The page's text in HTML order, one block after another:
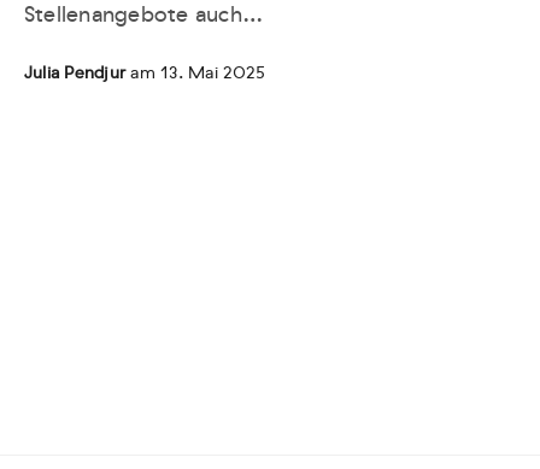
Stellenangebote auch…
Julia Pendjuram 13. Mai 2025